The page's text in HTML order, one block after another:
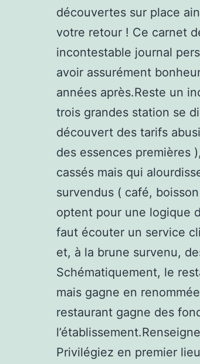
découvertes sur place
votre retour ! Ce carnet
incontestable journal
avoir assurément
années après.Reste un
trois grandes station se
découvert des tarifs
des essences premières
cassés mais qui
survendus ( café,
optent pour une logique
faut écouter un service
et, à la brune survenu,
Schématiquement, le
mais gagne en
restaurant gagne des
Privilégiez en premier